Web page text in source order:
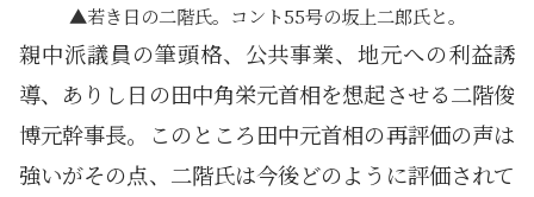
若き日の二階氏。コント55号の坂上二郎氏と。
親中派議員の筆頭格、公共事業、地元への利益誘
導、ありし日の田中角栄元首相を想起させる二階俊
博元幹事長。このところ田中元首相の再評価の声は
強いがその点、二階氏は今後どのように評価されて